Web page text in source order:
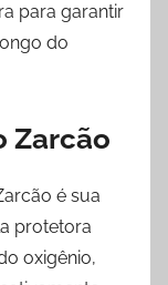
para garantir
do
Zarcão
é sua
protetora
oxigênio,